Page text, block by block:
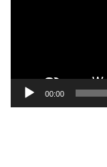
00:00